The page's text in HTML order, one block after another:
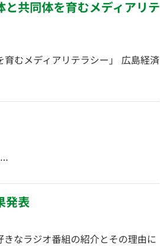
と共同体を育むメディアリテ
むメディアリテラシー」 広島経済
発表
なラジオ番組の紹介とその理由に